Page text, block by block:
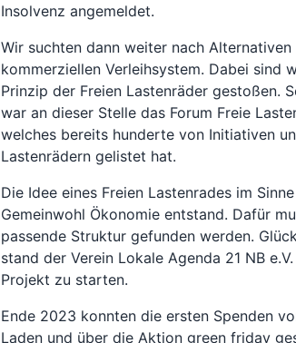
Insolvenz angemeldet.
Wir suchten dann weiter nach Alternativen
kommerziellen Verleihsystem. Dabei sind
Prinzip der Freien Lastenräder gestoßen.
war an dieser Stelle das Forum Freie
welches bereits hunderte von Initiativen
Lastenrädern gelistet hat.
Die Idee eines Freien Lastenrades im
Gemeinwohl Ökonomie entstand. Dafür
passende Struktur gefunden werden.
stand der Verein Lokale Agenda 21 NB
Projekt zu starten.
Ende 2023 konnten die ersten Spenden
Laden und über die Aktion green friday